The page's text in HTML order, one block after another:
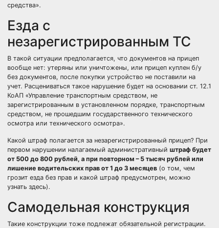
средства».
Езда с
незарегистрированным ТС
В такой ситуации предполагается, что документов на прицеп
вообще нет: утеряны или уничтожены, или прицеп куплен б/у
без документов, после покупки устройство не поставили на
учет. Расцениваться такое нарушение будет на основании ст. 12.1
КоАП «Управление транспортным средством, не
зарегистрированным в установленном порядке, транспортным
средством, не прошедшим государственного технического
осмотра или технического осмотра».
Какой штраф полагается за незарегистрированный прицеп? При
первом нарушении налагаемый административный штраф будет
от 500 до 800 рублей, а при повторном – 5 тысяч рублей или
лишение водительских прав от 1 до 3 месяцев (о том, чем
грозит езда без прав и какой штраф предусмотрен, можно
узнать здесь).
Самодельная конструкция
Такие конструкции тоже подлежат обязательной регистрации.